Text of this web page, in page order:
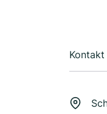
Kontakt